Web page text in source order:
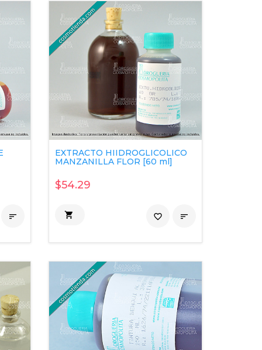

EXTRACTO HIIDROGLICOLICO
MANZANILLA FLOR [60 ml]
$54.29
 
favorite_border